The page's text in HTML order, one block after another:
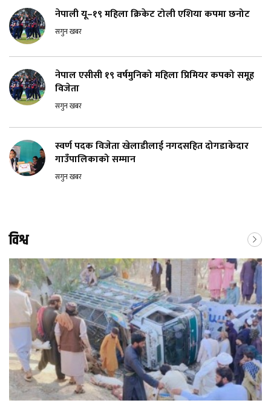
नेपाली यू–१९ महिला क्रिकेट टोली एशिया कपमा छनोट
सगुन खबर
नेपाल एसीसी १९ वर्षमुनिको महिला प्रिमियर कपको समूह
विजेता
सगुन खबर
स्वर्ण पदक विजेता खेलाडीलाई नगदसहित दोगडाकेदार
गाउँपालिकाको सम्मान
सगुन खबर
विश्व